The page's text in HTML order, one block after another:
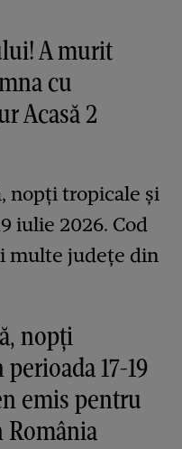
A murit
cu
Acasă 2
nopți
17-19
emis pentru